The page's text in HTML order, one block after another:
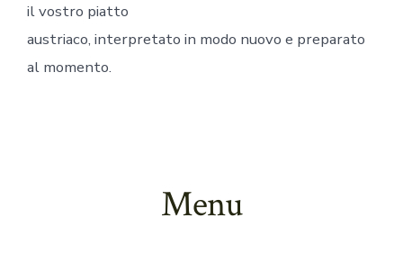
il vostro piatto
austriaco, interpretato in modo nuovo e preparato
al momento.
Menu